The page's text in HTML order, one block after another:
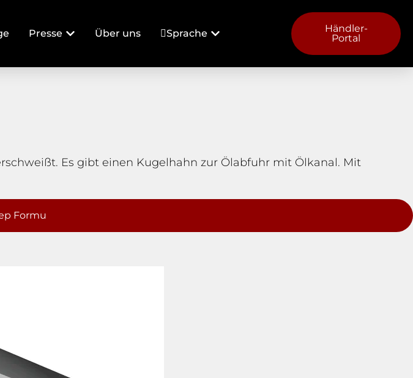
Presse Über uns Sprache
Händler-
Portal
Es gibt einen Kugelhahn zur Ölabfuhr mit Ölkanal. Mit
Formu